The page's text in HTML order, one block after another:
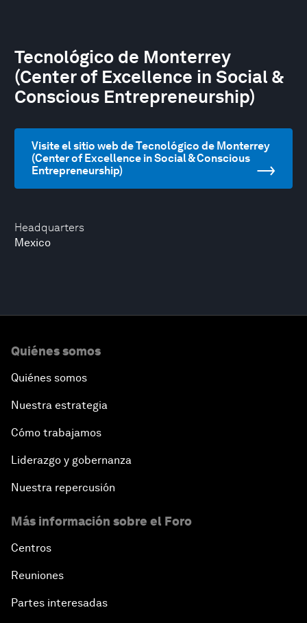
Headquarters
Mexico
Tecnológico de Monterrey
(Center of Excellence in Social &
Conscious Entrepreneurship)
Visite el sitio web de Tecnológico de Monterrey
(Center of Excellence in Social & Conscious
Entrepreneurship)
Quiénes somos
Quiénes somos
Nuestra estrategia
Cómo trabajamos
Liderazgo y gobernanza
Nuestra repercusión
Más información sobre el Foro
Centros
Reuniones
Partes interesadas